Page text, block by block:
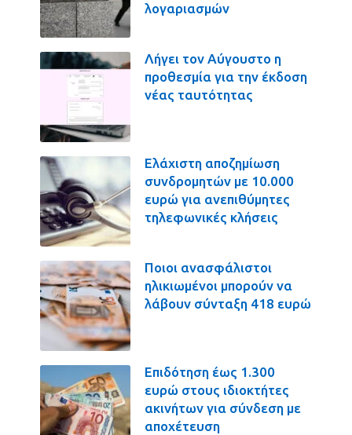
λογαριασμών
Λήγει τον Αύγουστο η
προθεσμία για την έκδοση
νέας ταυτότητας
Ελάχιστη αποζημίωση
συνδρομητών με 10.000
ευρώ για ανεπιθύμητες
τηλεφωνικές κλήσεις
Ποιοι ανασφάλιστοι
ηλικιωμένοι μπορούν να
λάβουν σύνταξη 418 ευρώ
Επιδότηση έως 1.300
ευρώ στους ιδιοκτήτες
ακινήτων για σύνδεση με
αποχέτευση